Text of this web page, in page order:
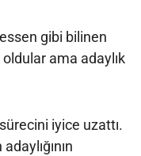
gibi bilinen
ama adaylık
iyice uzattı.